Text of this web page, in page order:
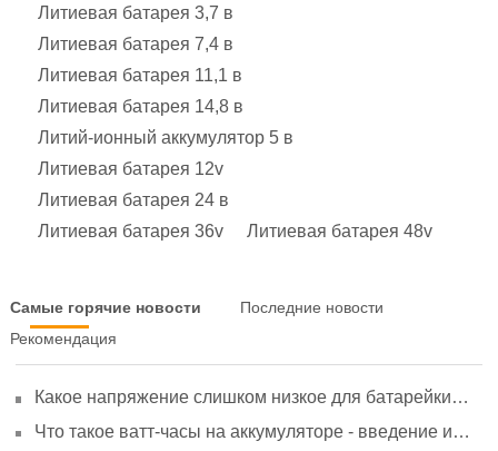
Литиевая батарея 3,7 в
Литиевая батарея 7,4 в
Литиевая батарея 11,1 в
Литиевая батарея 14,8 в
Литий-ионный аккумулятор 5 в
Литиевая батарея 12v
Литиевая батарея 24 в
Литиевая батарея 36v
Литиевая батарея 48v
Самые горячие новости
Последние новости
Рекомендация
Какое напряжение слишком низкое для батарейки
старение
Что такое ватт-часы на аккумуляторе - введение и